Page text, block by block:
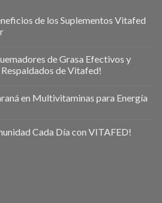
de los Suplementos Vitafed
de Grasa Efectivos y
de Vitafed!
en Multivitaminas para Energía
Cada Día con VITAFED!